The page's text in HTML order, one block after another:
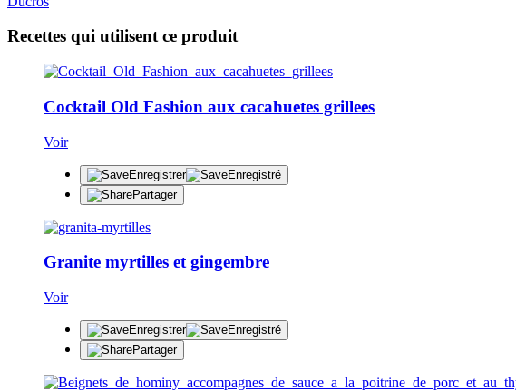
Recettes qui utilisent ce produit
Cocktail Old Fashion aux cacahuetes grillees
Voir
Enregistrer
Enregistré
Partager
Granite myrtilles et gingembre
Voir
Enregistrer
Enregistré
Partager